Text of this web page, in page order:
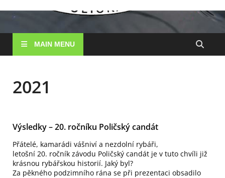
MAIN MENU
2021
Výsledky – 20. ročníku Poličský candát
Přátelé, kamarádi vášniví a nezdolní rybáři,
letošní 20. ročník závodu Poličský candát je v tuto chvíli již
krásnou rybářskou historií. Jaký byl?
Za pěkného podzimního rána se při prezentaci obsadilo